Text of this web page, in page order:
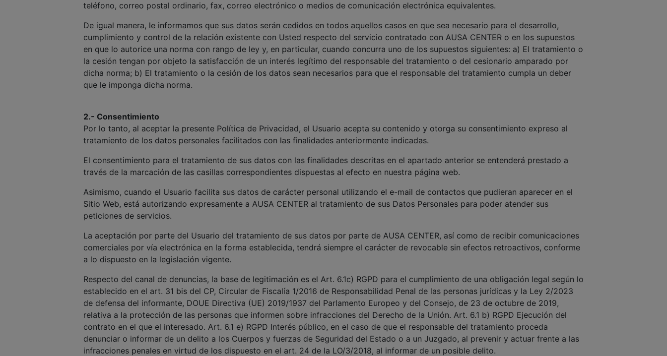
teléfono, correo postal ordinario, fax, correo electrónico o medios de comunicación electrónica equivalentes.
De igual manera, le informamos que sus datos serán cedidos en todos aquellos casos en que sea necesario para el desarrollo,
cumplimiento y control de la relación existente con Usted respecto del servicio contratado con AUSA CENTER o en los supuestos
en que lo autorice una norma con rango de ley y, en particular, cuando concurra uno de los supuestos siguientes: a) El tratamiento o
la cesión tengan por objeto la satisfacción de un interés legítimo del responsable del tratamiento o del cesionario amparado por
dicha norma; b) El tratamiento o la cesión de los datos sean necesarios para que el responsable del tratamiento cumpla un deber
que le imponga dicha norma.
2.- Consentimiento
Por lo tanto, al aceptar la presente Política de Privacidad, el Usuario acepta su contenido y otorga su consentimiento expreso al
tratamiento de los datos personales facilitados con las finalidades anteriormente indicadas.
El consentimiento para el tratamiento de sus datos con las finalidades descritas en el apartado anterior se entenderá prestado a
través de la marcación de las casillas correspondientes dispuestas al efecto en nuestra página web.
Asimismo, cuando el Usuario facilita sus datos de carácter personal utilizando el e-mail de contactos que pudieran aparecer en el
Sitio Web, está autorizando expresamente a AUSA CENTER al tratamiento de sus Datos Personales para poder atender sus
peticiones de servicios.
La aceptación por parte del Usuario del tratamiento de sus datos por parte de AUSA CENTER, así como de recibir comunicaciones
comerciales por vía electrónica en la forma establecida, tendrá siempre el carácter de revocable sin efectos retroactivos, conforme
a lo dispuesto en la legislación vigente.
Respecto del canal de denuncias, la base de legitimación es el Art. 6.1c) RGPD para el cumplimiento de una obligación legal según lo
establecido en el art. 31 bis del CP, Circular de Fiscalía 1/2016 de Responsabilidad Penal de las personas jurídicas y la Ley 2/2023
de defensa del informante, DOUE Directiva (UE) 2019/1937 del Parlamento Europeo y del Consejo, de 23 de octubre de 2019,
relativa a la protección de las personas que informen sobre infracciones del Derecho de la Unión. Art. 6.1 b) RGPD Ejecución del
contrato en el que el interesado. Art. 6.1 e) RGPD Interés público, en el caso de que el responsable del tratamiento proceda
denunciar o informar de un delito a los Cuerpos y fuerzas de Seguridad del Estado o a un Juzgado, al prevenir y actuar frente a las
infracciones penales en virtud de los dispuesto en el art. 24 de la LO/3/2018, al informar de un posible delito.